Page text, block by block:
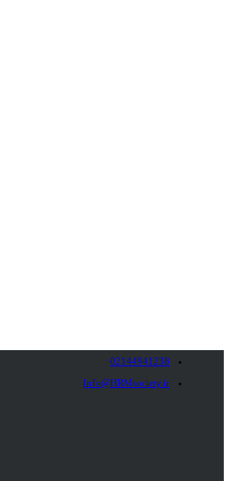
02144941238
Info@HRMsociety.ir